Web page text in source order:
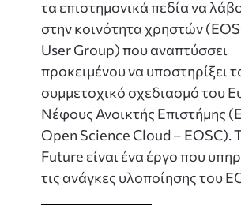
τα επιστημονικά πεδία να
στην κοινότητα χρηστών
User Group) που αναπτύσσει
προκειμένου να υποστηρίξει
συμμετοχικό σχεδιασμό του
Νέφους Ανοικτής Επιστήμης
Open Science Cloud – EOSC).
Future είναι ένα έργο που
τις ανάγκες υλοποίησης του